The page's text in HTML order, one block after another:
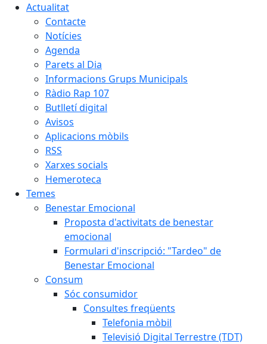
Actualitat
Contacte
Notícies
Agenda
Parets al Dia
Informacions Grups Municipals
Ràdio Rap 107
Butlletí digital
Avisos
Aplicacions mòbils
RSS
Xarxes socials
Hemeroteca
Temes
Benestar Emocional
Proposta d'activitats de benestar
emocional
Formulari d'inscripció: "Tardeo" de
Benestar Emocional
Consum
Sóc consumidor
Consultes freqüents
Telefonia mòbil
Televisió Digital Terrestre (TDT)